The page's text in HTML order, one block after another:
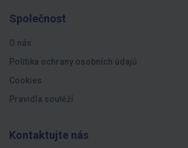
Společnost
O nás
Politika ochrany osobních údajů
Cookies
Pravidla soutěží
Kontaktujte nás